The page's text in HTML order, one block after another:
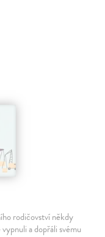
rodičovství někdy
a dopřáli svému